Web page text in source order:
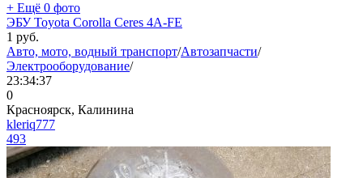
+ Ещё 0 фото
ЭБУ Toyota Corolla Ceres 4A-FE
1 руб.
Авто, мото, водный транспорт/Автозапчасти/
Электрооборудование/
23:34:37
0
Красноярск, Калинина
kleriq777
493